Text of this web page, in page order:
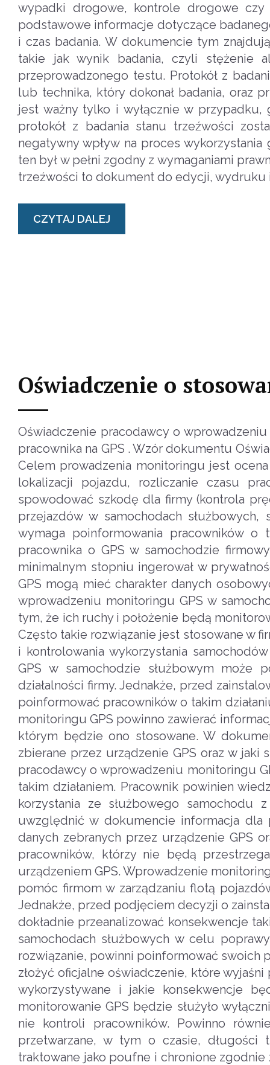
wypadki drogowe, kontrole drogowe czy
podstawowe informacje dotyczące
i czas badania. W dokumencie tym
takie jak wynik badania, czyli stężenie
przeprowadzonego testu. Protokół z
lub technika, który dokonał badania, oraz
jest ważny tylko i wyłącznie w
protokół z badania stanu trzeźwości
negatywny wpływ na proces
ten był w pełni zgodny z wymaganiami
trzeźwości to dokument do edycji, wydruku
CZYTAJ DALEJ
Oświadczenie o
Oświadczenie pracodawcy o
pracownika na GPS . Wzór dokumentu
Celem prowadzenia monitoringu jest
lokalizacji pojazdu, rozliczanie czasu
spowodować szkodę dla firmy (kontrola
przejazdów w samochodach
wymaga poinformowania pracowników
pracownika o GPS w samochodzie
minimalnym stopniu ingerował w
GPS mogą mieć charakter danych
wprowadzeniu monitoringu GPS w
tym, że ich ruchy i położenie będą
Często takie rozwiązanie jest stosowane w
i kontrolowania wykorzystania
GPS w samochodzie służbowym może
działalności firmy. Jednakże, przed
poinformować pracowników o takim
monitoringu GPS powinno zawierać
którym będzie ono stosowane. W
zbierane przez urządzenie GPS oraz w
pracodawcy o wprowadzeniu monitoringu
takim działaniem. Pracownik powinien
korzystania ze służbowego samochodu
uwzględnić w dokumencie informacja dla
danych zebranych przez urządzenie GPS
pracowników, którzy nie będą
urządzeniem GPS. Wprowadzenie
pomóc firmom w zarządzaniu flotą
Jednakże, przed podjęciem decyzji o
dokładnie przeanalizować konsekwencje
samochodach służbowych w celu
rozwiązanie, powinni poinformować swoich
złożyć oficjalne oświadczenie, które
wykorzystywane i jakie konsekwencje
monitorowanie GPS będzie służyło
nie kontroli pracowników. Powinno
przetwarzane, w tym o czasie,
traktowane jako poufne i chronione